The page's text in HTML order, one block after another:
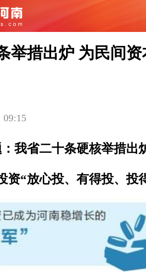
举措出炉 为民间
09:15
我省二十条硬核举措出
资“放心投、有得投、投